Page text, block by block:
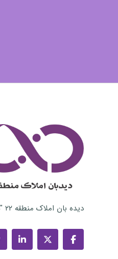
دیده بان املاک منطقه ۲۲ "دریاچه چیتگر"